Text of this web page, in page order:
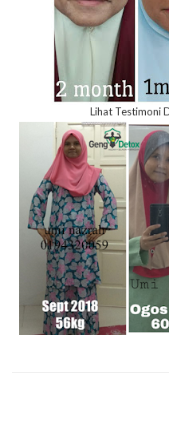
Lihat Testimoni